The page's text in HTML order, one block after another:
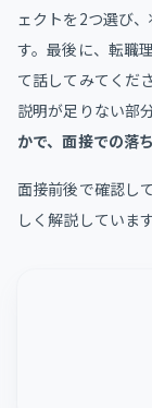
ェクトを2つ選び
す。最後に、転職
て話してみてくだ
説明が足りない部
かで、面接での落
面接前後で確認し
しく解説しています